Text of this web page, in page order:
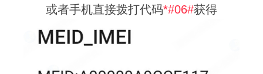
或者手机直接拨打代码*#06#获得